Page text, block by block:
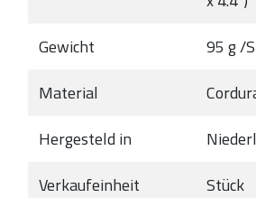
Gewicht
95 g /
Material
Hergesteld in
Verkaufeinheit
Stück